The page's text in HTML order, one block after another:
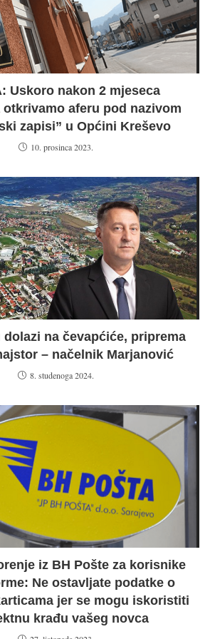
Uskoro nakon 2 mjeseca
aferu pod nazivom
zapisi” u Općini Kreševo
10. prosinca 2023.
dolazi na čevapćiće, priprema
– načelnik Marjanović
8. studenoga 2024.
iz BH Pošte za korisnike
Ne ostavljate podatke o
jer se mogu iskoristiti
krađu vašeg novca